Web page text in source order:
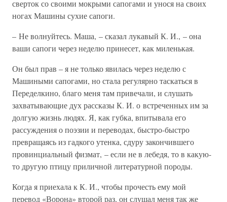
сверток со своими мокрыми сапогами и унося на своих
ногах Машины сухие сапоги.
– Не волнуйтесь. Маша, – сказал лукавый К. И., – она
ваши сапоги через неделю принесет, как миленькая.
Он был прав – я не только явилась через неделю с
Машиными сапогами, но стала регулярно таскаться в
Переделкино, благо меня там привечали, и слушать
захватывающие дух рассказы К. И. о встреченных им за
долгую жизнь людях. Я, как губка, впитывала его
рассуждения о поэзии и переводах, быстро-быстро
превращаясь из гадкого утенка, сдуру закончившего
провинциальный физмат, – если не в лебедя, то в какую-
то другую птицу приличной литературной породы.
Когда я приехала к К. И., чтобы прочесть ему мой
перевод «Ворона» второй раз, он слушал меня так же